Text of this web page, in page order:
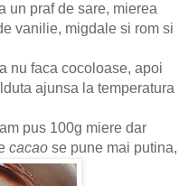
un praf de sare, mierea
vanilie, migdale si rom si
nu faca cocoloase, apoi
ajunsa la temperatura
pus 100g miere dar
cacao se pune mai putina,